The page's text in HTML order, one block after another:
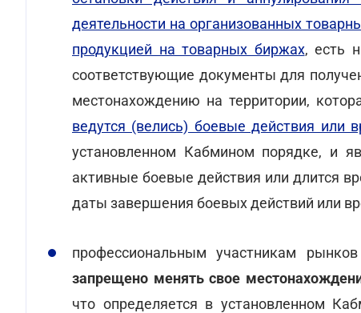
деятельности на организованных
продукцией на товарных биржах, есть
соответствующие документы для
местонахождению на территории,
ведутся (велись) боевые действия или
установленном Кабмином порядке, и
активные боевые действия или длится
даты завершения боевых действий или
профессиональным участникам
запрещено менять свое
что определяется в установленном